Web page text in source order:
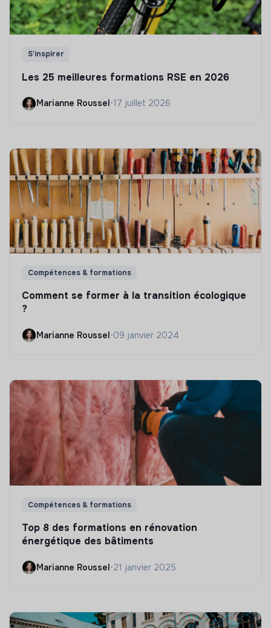
S'inspirer
Les 25 meilleures formations RSE en 2026
Marianne Roussel•17 juillet 2026
Compétences & formations
Comment se former à la transition écologique
?
Marianne Roussel•09 janvier 2024
Compétences & formations
Top 8 des formations en rénovation
énergétique des bâtiments
Marianne Roussel•21 janvier 2025